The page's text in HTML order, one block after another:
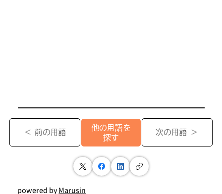
＜ 前の用語
他の用語を
探す
次の用語 ＞
powered byMarusin